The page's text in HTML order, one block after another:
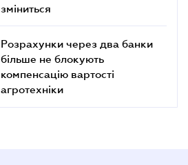
зміниться
Розрахунки через два банки
більше не блокують
компенсацію вартості
агротехніки